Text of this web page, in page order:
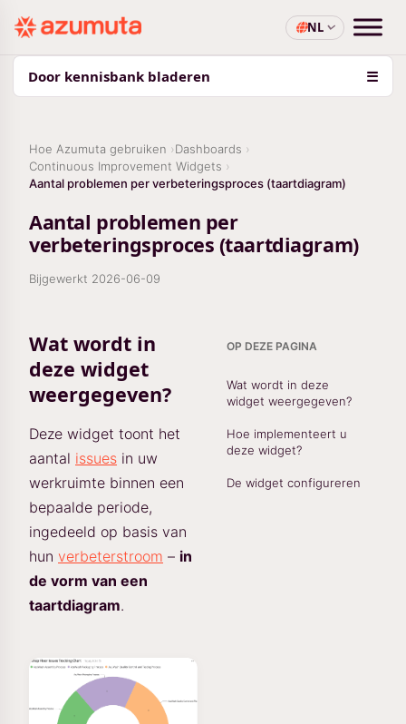
NL
Door kennisbank bladeren ☰
Hoe Azumuta gebruiken
Dashboards
Continuous Improvement Widgets
Aantal problemen per verbeteringsproces (taartdiagram)
Aantal problemen per
verbeteringsproces (taartdiagram)
Bijgewerkt 2026-06-09
Wat wordt in
deze widget
weergegeven?
Deze widget toont het
aantal issues in uw
werkruimte binnen een
bepaalde periode,
ingedeeld op basis van
hun verbeterstroom – in
de vorm van een
taartdiagram.
OP DEZE PAGINA
Wat wordt in deze
widget weergegeven?
Hoe implementeert u
deze widget?
De widget configureren